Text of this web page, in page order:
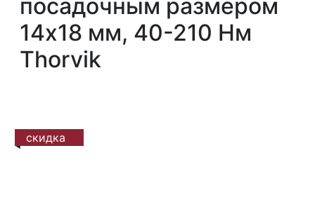
посадочным размером
14х18 мм, 40-210 Нм
Thorvik
скидка